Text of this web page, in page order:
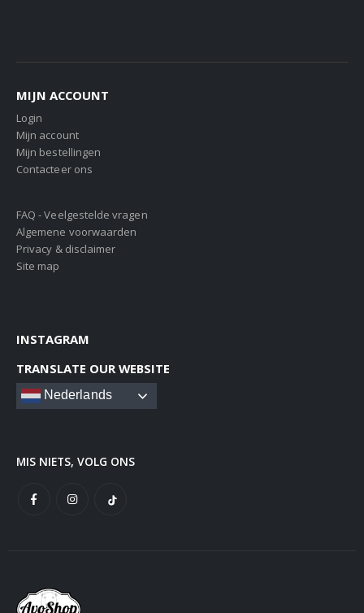
MIJN ACCOUNT
Login
Mijn account
Mijn bestellingen
Contacteer ons
FAQ - Veelgestelde vragen
Algemene voorwaarden
Privacy & disclaimer
Site map
INSTAGRAM
TRANSLATE OUR WEBSITE
Nederlands
MIS NIETS, VOLG ONS